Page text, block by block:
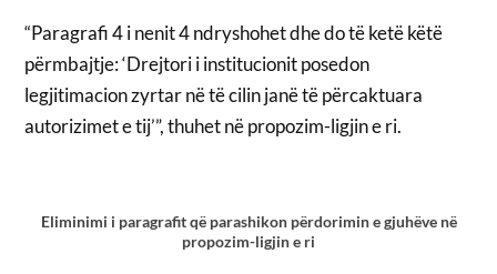
“Paragrafi 4 i nenit 4 ndryshohet dhe do të ketë këtë
përmbajtje: ‘Drejtori i institucionit posedon
legjitimacion zyrtar në të cilin janë të përcaktuara
autorizimet e tij’”, thuhet në propozim-ligjin e ri.
Eliminimi i paragrafit që parashikon përdorimin e gjuhëve në
propozim-ligjin e ri